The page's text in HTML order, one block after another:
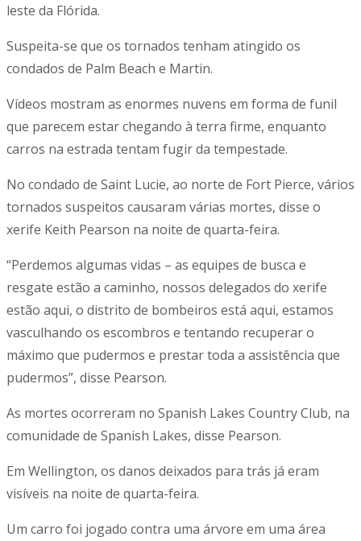
leste da Flórida.
Suspeita-se que os tornados tenham atingido os
condados de Palm Beach e Martin.
Vídeos mostram as enormes nuvens em forma de funil
que parecem estar chegando à terra firme, enquanto
carros na estrada tentam fugir da tempestade.
No condado de Saint Lucie, ao norte de Fort Pierce, vários
tornados suspeitos causaram várias mortes, disse o
xerife Keith Pearson na noite de quarta-feira.
“Perdemos algumas vidas – as equipes de busca e
resgate estão a caminho, nossos delegados do xerife
estão aqui, o distrito de bombeiros está aqui, estamos
vasculhando os escombros e tentando recuperar o
máximo que pudermos e prestar toda a assistência que
pudermos”, disse Pearson.
As mortes ocorreram no Spanish Lakes Country Club, na
comunidade de Spanish Lakes, disse Pearson.
Em Wellington, os danos deixados para trás já eram
visíveis na noite de quarta-feira.
Um carro foi jogado contra uma árvore em uma área